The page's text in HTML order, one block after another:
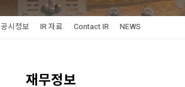
공시정보 IR 자료 Contact IR NEWS
재무정보